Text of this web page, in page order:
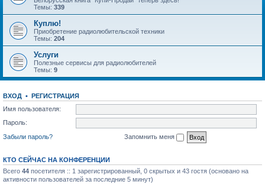
Темы: 339
Куплю!
Приобретение радиолюбительской техники
Темы: 204
Услуги
Полезные сервисы для радиолюбителей
Темы: 9
ВХОД • РЕГИСТРАЦИЯ
Имя пользователя:
Пароль:
Забыли пароль?
Запомнить меня
КТО СЕЙЧАС НА КОНФЕРЕНЦИИ
Всего 44 посетителя :: 1 зарегистрированный, 0 скрытых и 43 гостя (основано на
активности пользователей за последние 5 минут)